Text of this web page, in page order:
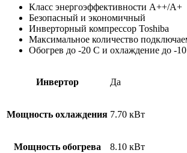
Класс энергоэффективности А++/А+
Безопасный и экономичный
Инверторный компрессор Toshiba
Максимальное количество
Обогрев до -20 C и охлаждение до -
Инвертор Да
Мощность охлаждения 7.70 кВт
Мощность обогрева 8.10 кВт